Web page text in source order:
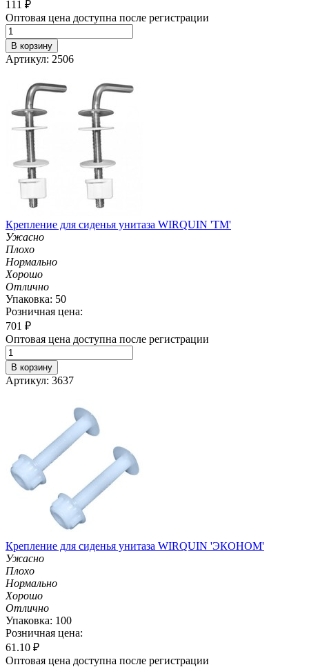
111 ₽
Оптовая цена доступна после регистрации
В корзину
Артикул: 2506
Крепление для сиденья унитаза WIRQUIN 'ТМ'
Ужасно
Плохо
Нормально
Хорошо
Отлично
Упаковка: 50
Розничная цена:
701 ₽
Оптовая цена доступна после регистрации
В корзину
Артикул: 3637
Крепление для сиденья унитаза WIRQUIN 'ЭКОНОМ'
Ужасно
Плохо
Нормально
Хорошо
Отлично
Упаковка: 100
Розничная цена:
61.10 ₽
Оптовая цена доступна после регистрации